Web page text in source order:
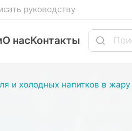
руководству
О насКонтакты
и холодных напитков в жару